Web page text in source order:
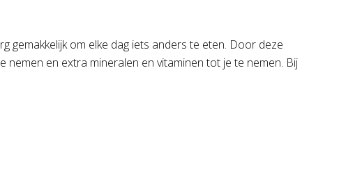
gemakkelijk om elke dag iets anders te eten. Door deze
en extra mineralen en vitaminen tot je te nemen. Bij